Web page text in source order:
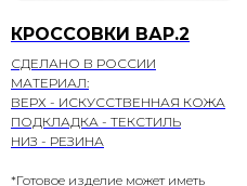
КРОССОВКИ ВАР.2
СДЕЛАНО В РОССИИ
МАТЕРИАЛ:
ВЕРХ - ИСКУССТВЕННАЯ КОЖА
ПОДКЛАДКА - ТЕКСТИЛЬ
НИЗ - РЕЗИНА
*Готовое изделие может иметь